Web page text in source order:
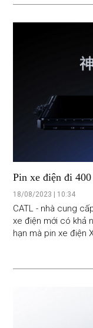
Pin xe điện đi
18/08/2023 | 10:34
CATL - nhà cung
xe điện mới có khả
hạn mà pin xe điện